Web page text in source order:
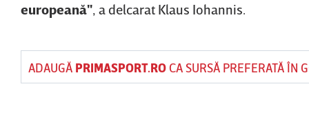
europeană", a delcarat Klaus Iohannis.
ADAUGĂ PRIMASPORT.ROCA SURSĂ PREFERATĂ ÎN